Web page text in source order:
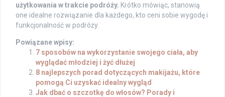
użytkowania w trakcie podróży. Krótko mówiąc, stanowią
one idealne rozwiązanie dla każdego, kto ceni sobie wygodę i
funkcjonalność w podróży.
Powiązane wpisy:
7 sposobów na wykorzystanie swojego ciała, aby
wyglądać młodziej i żyć dłużej
8 najlepszych porad dotyczących makijażu, które
pomogą Ci uzyskać idealny wygląd
Jak dbać o szczotkę do włosów? Porady i